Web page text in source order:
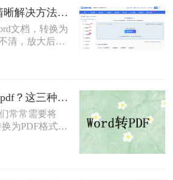
格式乱了怎么办
供可立即执行
钟内恢复完美
word转pdf图片不清晰解决方法：5种高清转换方法（2026实测指南）
文档，转换为
清，放大后出
这些"清晰
象，更可能
击痛点，提供
图片不清晰解
获得印刷级清
如何将批量word转pdf？这三种方法都可以实现批量转换
常常需要将
为PDF格式，
式在任何设备
逐个转换多个